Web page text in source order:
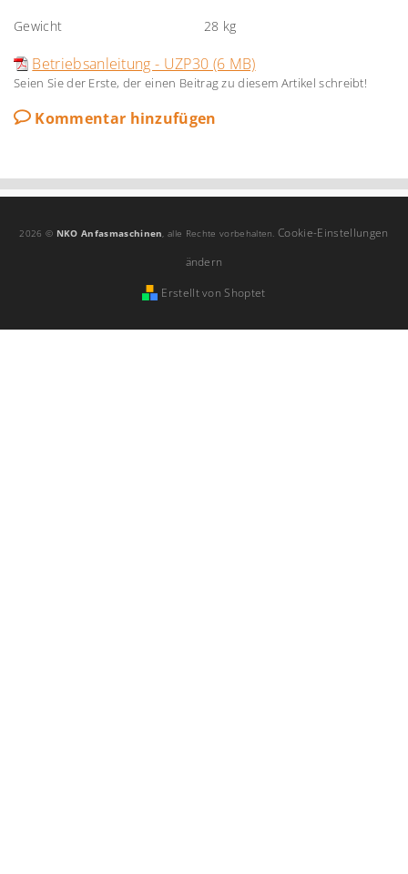
Gewicht 28 kg
Betriebsanleitung - UZP30 (6 MB)
Seien Sie der Erste, der einen Beitrag zu diesem Artikel schreibt!
Kommentar hinzufügen
2026 © NKO Anfasmaschinen, alle Rechte vorbehalten.Cookie-Einstellungen
ändern
Erstellt von Shoptet